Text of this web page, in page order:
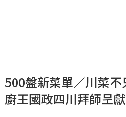
500盤新菜單／川菜
廚王國政四川拜師呈